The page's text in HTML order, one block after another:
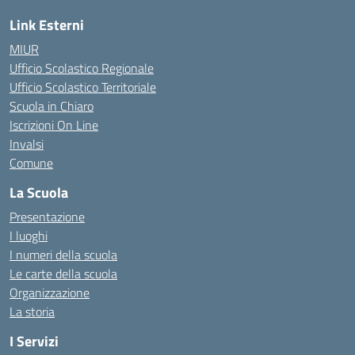
Link Esterni
MIUR
Ufficio Scolastico Regionale
Ufficio Scolastico Territoriale
Scuola in Chiaro
Iscrizioni On Line
Invalsi
Comune
La Scuola
Presentazione
I luoghi
I numeri della scuola
Le carte della scuola
Organizzazione
La storia
I Servizi